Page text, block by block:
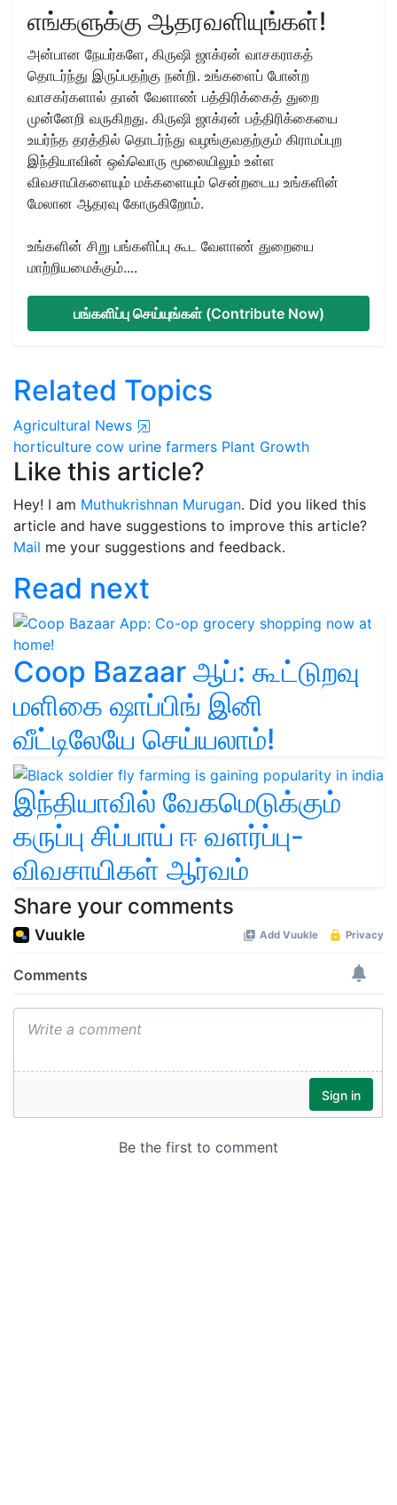
எங்களுக்கு ஆதரவளியுங்கள்!
அன்பான நேயர்களே, கிருஷி ஜாக்ரன் வாசகராகத்
தொடர்ந்து இருப்பதற்கு நன்றி. உங்களைப் போன்ற
வாசகர்களால் தான் வேளாண் பத்திரிக்கைத் துறை
முன்னேறி வருகிறது. கிருஷி ஜாக்ரன் பத்திரிக்கையை
உயர்ந்த தரத்தில் தொடர்ந்து வழங்குவதற்கும் கிராமப்புற
இந்தியாவின் ஒவ்வொரு மூலையிலும் உள்ள
விவசாயிகளையும் மக்களையும் சென்றடைய உங்களின்
மேலான ஆதரவு கோருகிறோம்.
உங்களின் சிறு பங்களிப்பு கூட வேளாண் துறையை
மாற்றியமைக்கும்....
பங்களிப்பு செய்யுங்கள் (Contribute Now)
Related Topics
Agricultural News
horticulture cow urine farmers Plant Growth
Like this article?
Hey! I am Muthukrishnan Murugan. Did you liked this
article and have suggestions to improve this article?
Mail me your suggestions and feedback.
Read next
Coop Bazaar ஆப்: கூட்டுறவு
மளிகை ஷாப்பிங் இனி
வீட்டிலேயே செய்யலாம்!
இந்தியாவில் வேகமெடுக்கும்
கருப்பு சிப்பாய் ஈ வளர்ப்பு-
விவசாயிகள் ஆர்வம்
Share your comments